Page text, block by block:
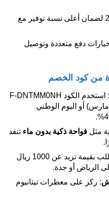
: كود محدث لعام 2026 لضمان أعلى نسبة توفير مع
دفع متعددة وتوصيل
من كود الخصم
: استخدم الكود F-DNTMM0NH
خلال رمضان 2026 (حتى 18 مارس) أو اليوم الوطني
مثل فواحة ذكية بدون ماء تنفد
: اطلب بقيمة تزيد عن 1000 ريال
الرياض أو جدة.
: ركز على معطرات تيتانيوم